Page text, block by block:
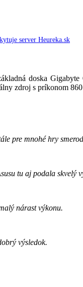
server Heureka.sk
doska
zdroj s príkonom
pre mnohé hry
tu aj podala skvelý
nárast výkonu.
výsledok.